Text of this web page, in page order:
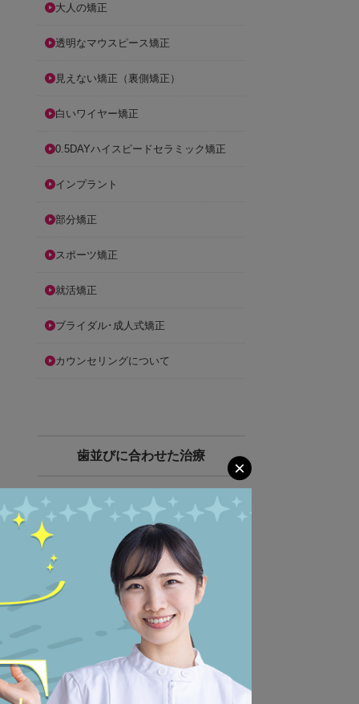
大人の矯正
透明なマウスピース矯正
見えない矯正（裏側矯正）
白いワイヤー矯正
0.5DAYハイスピードセラミック矯正
インプラント
部分矯正
スポーツ矯正
就活矯正
ブライダル･成人式矯正
カウンセリングについて
歯並びに合わせた治療
すきっ歯
八重歯
開咬
×